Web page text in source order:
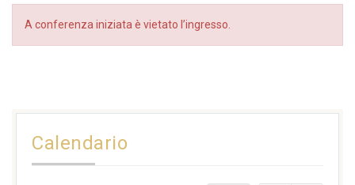
A conferenza iniziata è vietato l’ingresso.
Calendario